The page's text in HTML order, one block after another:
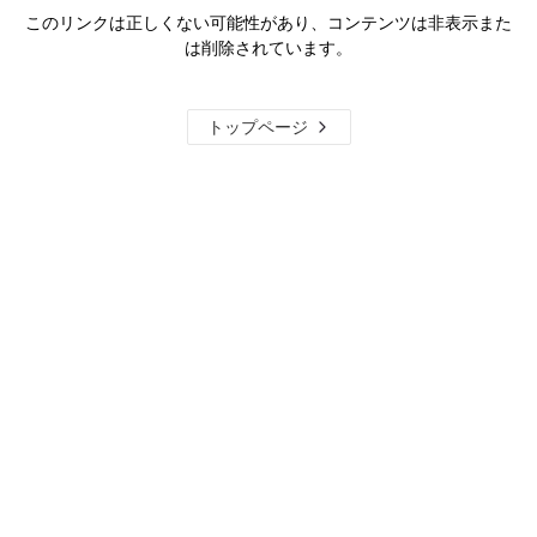
このリンクは正しくない可能性があり、コンテンツは非表示また
は削除されています。
トップページ